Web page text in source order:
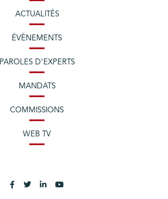
ACTUALITÉS
ÉVÈNEMENTS
PAROLES D’EXPERTS
MANDATS
COMMISSIONS
WEB TV